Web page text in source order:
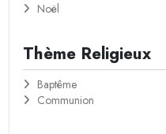
Noël
Thème Religieux
Baptême
Communion